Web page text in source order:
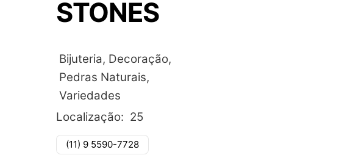
STONES
Bijuteria, Decoração,
Pedras Naturais,
Variedades
Localização: 25
(11) 9 5590-7728